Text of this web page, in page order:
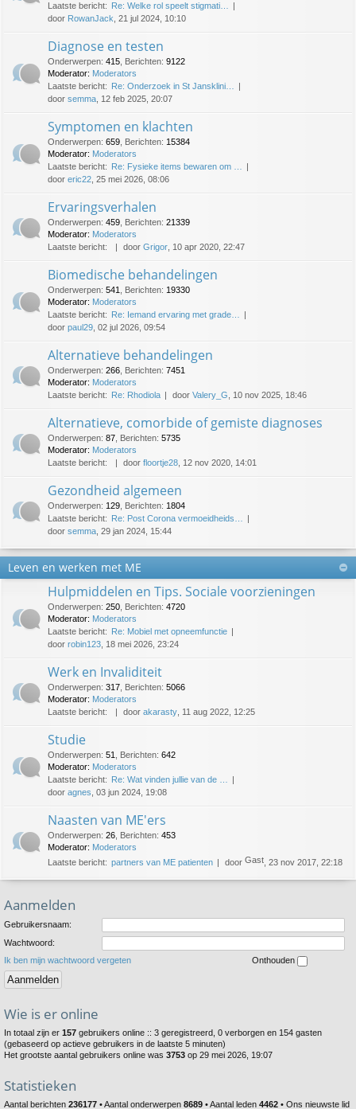
Laatste bericht: Re: Welke rol speelt stigmati…
door RowanJack , 21 jul 2024, 10:10
Diagnose en testen
Onderwerpen: 415 Berichten: 9122
Moderator: Moderators
Laatste bericht: Re: Onderzoek in St Jansklini…
door semma , 12 feb 2025, 20:07
Symptomen en klachten
Onderwerpen: 659 Berichten: 15384
Moderator: Moderators
Laatste bericht: Re: Fysieke items bewaren om …
door eric22 , 25 mei 2026, 08:06
Ervaringsverhalen
Onderwerpen: 459 Berichten: 21339
Moderator: Moderators
Laatste bericht:
door Grigor , 10 apr 2020, 22:47
Biomedische behandelingen
Onderwerpen: 541 Berichten: 19330
Moderator: Moderators
Laatste bericht: Re: Iemand ervaring met grade…
door paul29 , 02 jul 2026, 09:54
Alternatieve behandelingen
Onderwerpen: 266 Berichten: 7451
Moderator: Moderators
Laatste bericht: Re: Rhodiola door Valery_G , 10 nov 2025, 18:46
Alternatieve, comorbide of gemiste diagnoses
Onderwerpen: 87 Berichten: 5735
Moderator: Moderators
Laatste bericht:
door floortje28 , 12 nov 2020, 14:01
Gezondheid algemeen
Onderwerpen: 129 Berichten: 1804
Laatste bericht: Re: Post Corona vermoeidheids…
door semma , 29 jan 2024, 15:44
Leven en werken met ME
Hulpmiddelen en Tips. Sociale voorzieningen
Onderwerpen: 250 Berichten: 4720
Moderator: Moderators
Laatste bericht: Re: Mobiel met opneemfunctie
door robin123 , 18 mei 2026, 23:24
Werk en Invaliditeit
Onderwerpen: 317 Berichten: 5066
Moderator: Moderators
Laatste bericht:
door akarasty , 11 aug 2022, 12:25
Studie
Onderwerpen: 51 Berichten: 642
Moderator: Moderators
Laatste bericht: Re: Wat vinden jullie van de …
door agnes , 03 jun 2024, 19:08
Naasten van ME'ers
Onderwerpen: 26 Berichten: 453
Moderator: Moderators
Laatste bericht: partners van ME patienten door Gast , 23 nov 2017, 22:18
Aanmelden
Gebruikersnaam:
Wachtwoord:
Ik ben mijn wachtwoord vergeten
Onthouden
Wie is er online
In totaal zijn er 157 gebruikers online :: 3 geregistreerd, 0 verborgen en 154 gasten
(gebaseerd op actieve gebruikers in de laatste 5 minuten)
Het grootste aantal gebruikers online was 3753 op 29 mei 2026, 19:07
Statistieken
Aantal berichten 236177 • Aantal onderwerpen 8689 • Aantal leden 4462 • Ons nieuwste lid